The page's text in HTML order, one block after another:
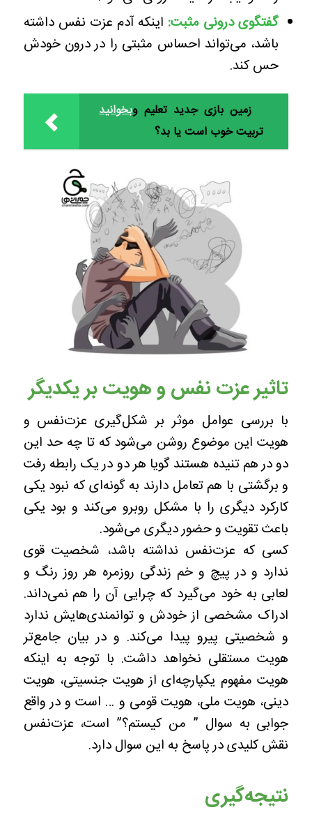
گفتگوی درونی مثبت: اینکه آدم عزت نفس داشته
باشد، می‌تواند احساس مثبتی را در درون خودش
حس کند.
بخوانیدزمین بازی جدید تعلیم و
تربیت خوب است یا بد؟
تاثیر عزت نفس و هویت بر یکدیگر
با بررسی عوامل موثر بر شکل‌گیری عزت‌نفس و
هویت این موضوع روشن می‌شود که تا چه حد این
دو در هم تنیده هستند گویا هر دو در یک رابطه رفت
و برگشتی با هم تعامل دارند به گونه‌ای که نبود یکی
کارکرد دیگری را با مشکل روبرو می‌کند و بود یکی
باعث تقویت و حضور دیگری می‌شود.
کسی که عزت‌نفس نداشته باشد، شخصیت قوی
ندارد و در پیچ و خم زندگی روزمره هر روز رنگ و
لعابی به خود می‌گیرد که چرایی آن را هم نمی‌داند.
ادراک مشخصی از خودش و توانمندی‌هایش ندارد
و شخصیتی پیرو پیدا می‌کند. و در بیان جامع‌تر
هویت مستقلی نخواهد داشت. با توجه به اینکه
هویت مفهوم یکپارچه‌ای از هویت جنسیتی، هویت
دینی، هویت ملی، هویت قومی و … است و در واقع
جوابی به سوال ” من کیستم؟” است، عزت‌نفس
نقش کلیدی در پاسخ به این سوال دارد.
نتیجه‌گیری